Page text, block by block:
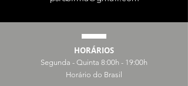
HORÁRIOS
Segunda - Quinta 8:00h - 19:00h
Horário do Brasil